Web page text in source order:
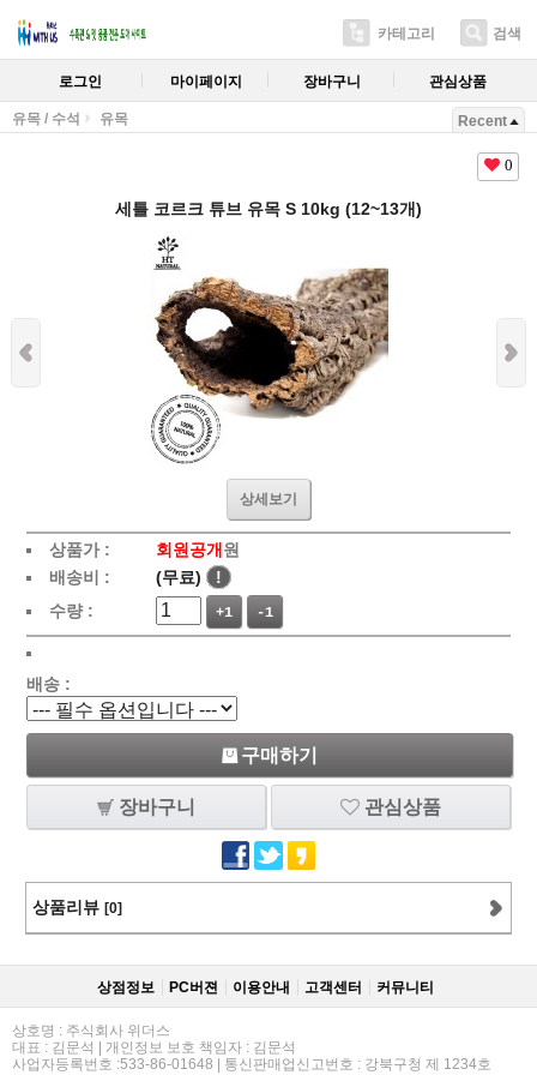
카테고리 검색
로그인 마이페이지 장바구니 관심상품
유목 / 수석 유목 Recent
0
세틀 코르크 튜브 유목 S 10kg (12~13개)
상세보기
상품가 : 회원공개 원
배송비 :
(무료)
!
수량 :
+1 -1
배송 :
구매하기
장바구니 관심상품
상품리뷰 [0]
상점정보 PC버젼 이용안내 고객센터 커뮤니티
상호명 : 주식회사 위더스
대표 : 김문석 | 개인정보 보호 책임자 : 김문석
사업자등록번호 :533-86-01648 | 통신판매업신고번호 : 강북구청 제 1234호